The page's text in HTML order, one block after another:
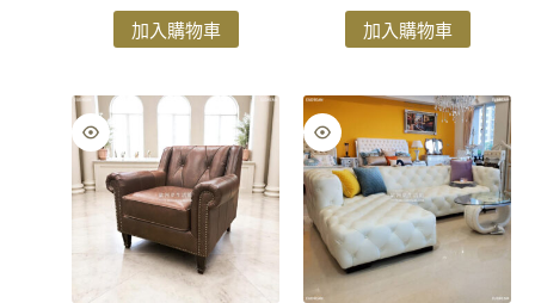
加入購物車 加入購物車